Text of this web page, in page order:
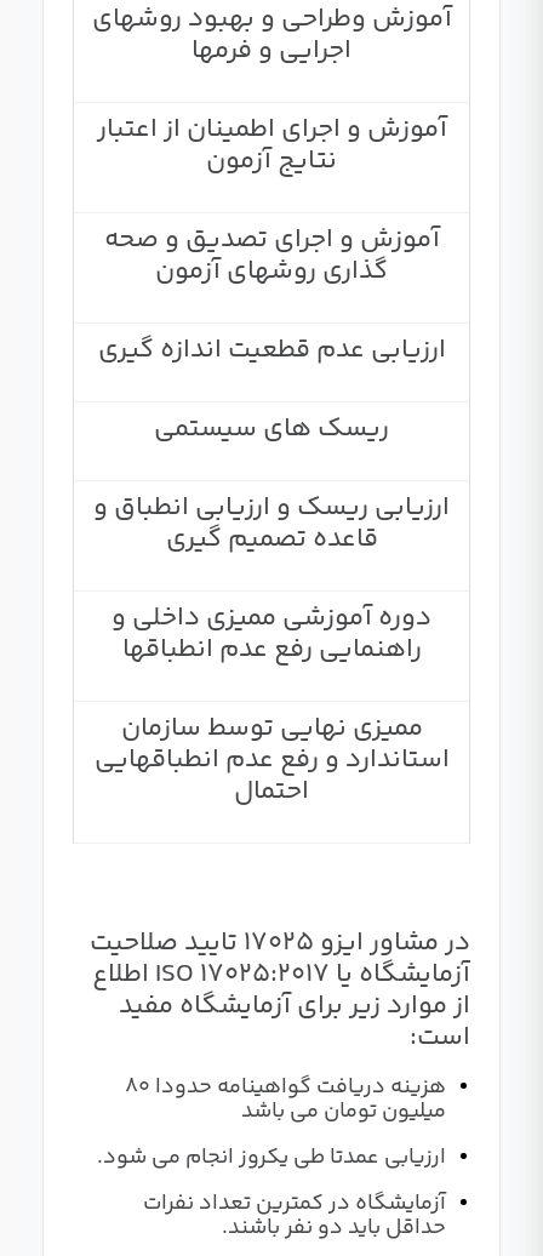
آموزش وطراحی و بهبود روشهای
اجرایی و فرمها
آموزش و اجرای اطمینان از اعتبار
نتایج آزمون
آموزش و اجرای تصدیق و صحه
گذاری روشهای آزمون
ارزیابی عدم قطعیت اندازه گیری
ریسک های سیستمی
ارزیابی ریسک و ارزیابی انطباق و
قاعده تصمیم گیری
دوره آموزشی ممیزی داخلی و
راهنمایی رفع عدم انطباقها
ممیزی نهایی توسط سازمان
استاندارد و رفع عدم انطباقهایی
احتمال
در مشاور ایزو 17025 تایید صلاحیت
آزمایشگاه یا ISO 17025:2017 اطلاع
از موارد زیر برای آزمایشگاه مفید
است:
هزینه دریافت گواهینامه حدودا 80
میلیون تومان می باشد
ارزیابی عمدتا طی یکروز انجام می شود.
آزمایشگاه در کمترین تعداد نفرات
حداقل باید دو نفر باشند.